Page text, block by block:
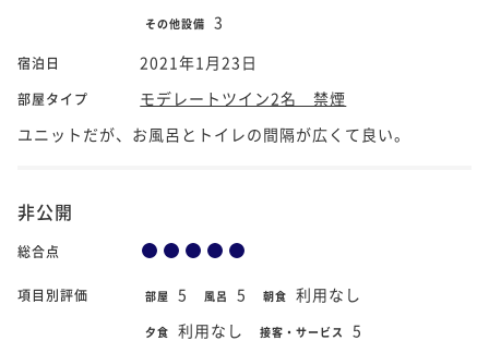
その他設備 3
宿泊日 2021年1月23日
部屋タイプ
モデレートツイン2名 禁煙
ユニットだが、お風呂とトイレの間隔が広くて良い。
非公開
総合点
項目別評価 部屋 5 風呂 5 朝食 利用なし
夕食 利用なし 接客・サービス 5